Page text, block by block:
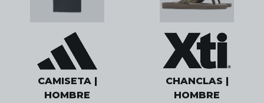
CAMISETA |
HOMBRE
CHANCLAS |
HOMBRE